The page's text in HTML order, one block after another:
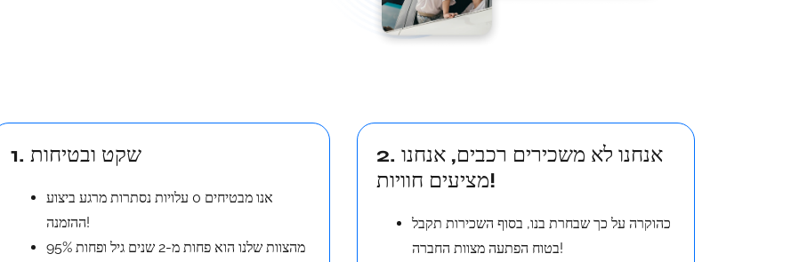
1. שקט ובטיחות
אנו מבטיחים 0 עלויות נסתרות מרגע ביצוע
ההזמנה!
95% מהצוות שלנו הוא פחות מ-2 שנים גיל ופחות
2. אנחנו לא משכירים רכבים, אנחנו
מציעים חוויות!
כהוקרה על כך שבחרת בנו, בסוף השכירות תקבל
בטוח הפתעה מצוות החברה!